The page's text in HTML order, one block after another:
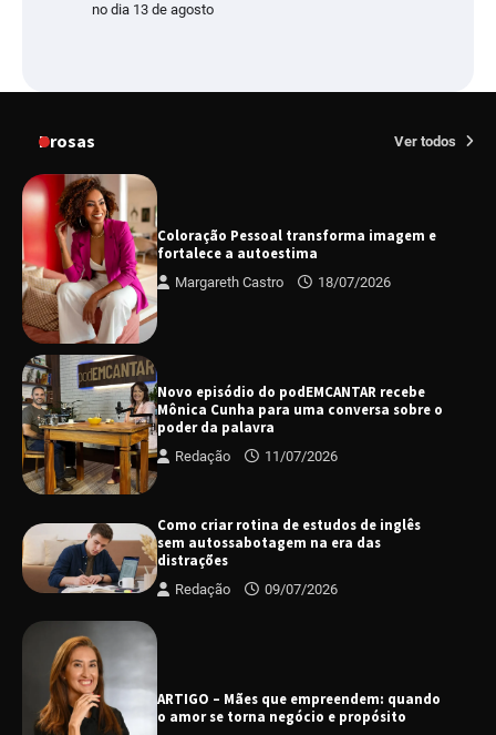
no dia 13 de agosto
Prosas Ver todos
Coloração Pessoal transforma imagem e
fortalece a autoestima
Margareth Castro 18/07/2026
Novo episódio do podEMCANTAR recebe
Mônica Cunha para uma conversa sobre o
poder da palavra
Redação 11/07/2026
Como criar rotina de estudos de inglês
sem autossabotagem na era das
distrações
Redação 09/07/2026
ARTIGO – Mães que empreendem: quando
o amor se torna negócio e propósito